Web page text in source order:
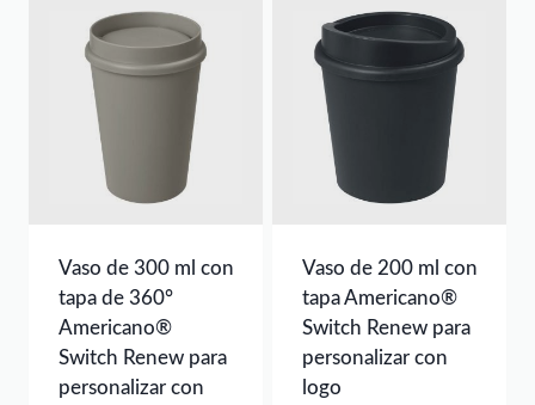
Vaso de 300 ml con
tapa de 360°
Americano®
Switch Renew para
personalizar con
Vaso de 200 ml con
tapa Americano®
Switch Renew para
personalizar con
logo